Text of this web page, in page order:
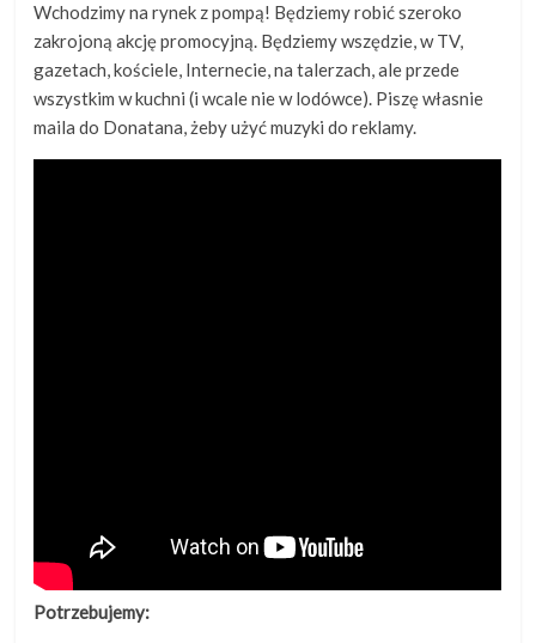
Wchodzimy na rynek z pompą! Będziemy robić szeroko
zakrojoną akcję promocyjną. Będziemy wszędzie, w TV,
gazetach, kościele, Internecie, na talerzach, ale przede
wszystkim w kuchni (i wcale nie w lodówce). Piszę własnie
maila do Donatana, żeby użyć muzyki do reklamy.
Potrzebujemy: